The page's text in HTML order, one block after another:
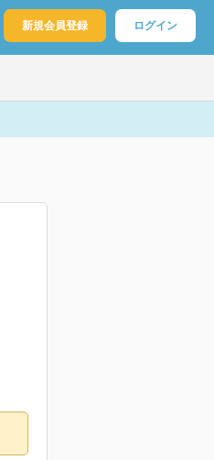
新規会員登録 ログイン